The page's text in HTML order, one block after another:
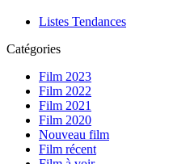
Listes Tendances
Catégories
Film 2023
Film 2022
Film 2021
Film 2020
Nouveau film
Film récent